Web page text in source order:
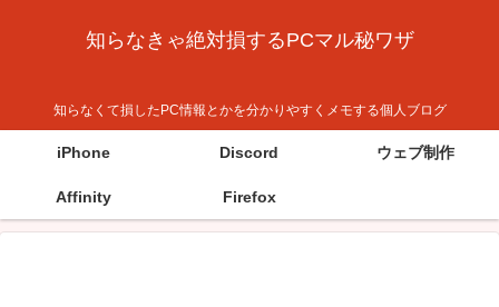
知らなきゃ絶対損するPCマル秘ワザ
知らなくて損したPC情報とかを分かりやすくメモする個人ブログ
iPhone Discord ウェブ制作
Affinity Firefox